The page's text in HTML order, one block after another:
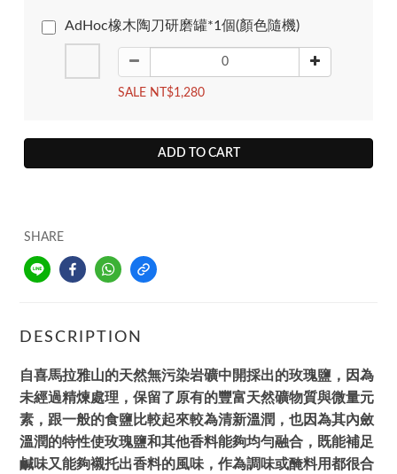
AdHoc橡木陶刀研磨罐*1個(顏色隨機)
SALE NT$1,280
ADD TO CART
SHARE
DESCRIPTION
自喜馬拉雅山的天然無污染岩礦中開採出的玫瑰鹽，因為
未經過精煉處理，保留了原有的豐富天然礦物質與微量元
素，跟一般的食鹽比較起來較為清新溫潤，也因為其內斂
溫潤的特性使玫瑰鹽和其他香料能夠均勻融合，既能補足
鹹味又能夠襯托出香料的風味，作為調味或醃料用都很合